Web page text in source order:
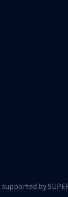
by